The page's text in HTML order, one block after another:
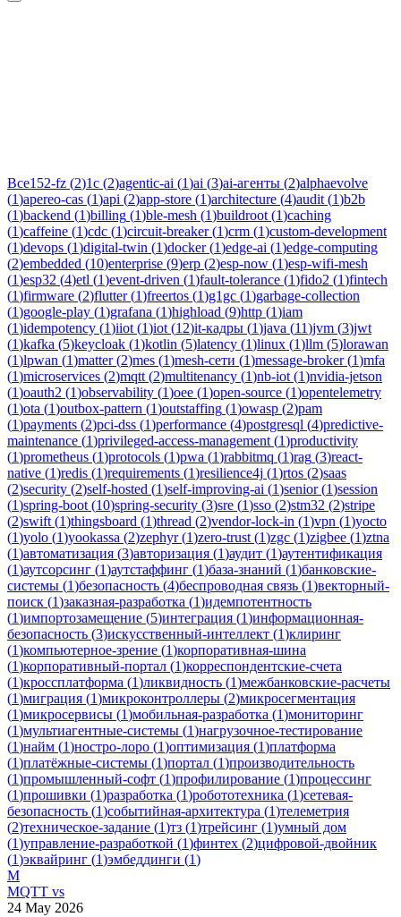
Все152-fz (2)1c (2)agentic-ai (1)ai (3)ai-агенты (2)alphaevolve
(1)apereo-cas (1)api (2)app-store (1)architecture (4)audit (1)b2b
(1)backend (1)billing (1)ble-mesh (1)buildroot (1)caching
(1)caffeine (1)cdc (1)circuit-breaker(1)crm (1)custom-development
(1)devops (1)digital-twin (1)docker(1)edge-ai (1)edge-computing
(2)embedded (10)enterprise (9)erp (2)esp-now (1)esp-wifi-mesh
(1)esp32 (4)etl (1)event-driven (1)fault-tolerance (1)fido2 (1)fintech
(1)firmware (2)flutter(1)freertos (1)g1gc (1)garbage-collection
(1)google-play (1)grafana (1)highload (9)http (1)iam
(1)idempotency (1)iiot (1)iot (12)it-кадры (1)java (11)jvm (3)jwt
(1)kafka (5)keycloak (1)kotlin (5)latency (1)linux (1)llm (5)lorawan
(1)lpwan (1)matter(2)mes (1)mesh-сети (1)message-broker(1)mfa
(1)microservices (2)mqtt (2)multitenancy (1)nb-iot (1)nvidia-jetson
(1)oauth2 (1)observability (1)oee (1)open-source (1)opentelemetry
(1)ota (1)outbox-pattern (1)outstaffing (1)owasp (2)pam
(1)payments (2)pci-dss (1)performance (4)postgresql (4)predictive-
maintenance (1)privileged-access-management (1)productivity
(1)prometheus (1)protocols (1)pwa (1)rabbitmq (1)rag (3)react-
native (1)redis (1)requirements (1)resilience4j (1)rtos (2)saas
(2)security (2)self-hosted (1)self-improving-ai (1)senior(1)session
(1)spring-boot (10)spring-security (3)sre (1)sso (2)stm32 (2)stripe
(2)swift (1)thingsboard (1)thread (2)vendor-lock-in (1)vpn (1)yocto
(1)yolo (1)yookassa (2)zephyr(1)zero-trust (1)zgc (1)zigbee (1)ztna
(1)автоматизация (3)авторизация (1)аудит (1)аутентификация
(1)аутсорсинг (1)аутстаффинг (1)база-знаний (1)банковские-
системы (1)безопасность (4)беспроводная связь (1)векторный-
поиск (1)заказная-разработка (1)идемпотентность
(1)импортозамещение (5)интеграция (1)информационная-
безопасность (3)искусственный-интеллект (1)клиринг
(1)компьютерное-зрение (1)корпоративная-шина
(1)корпоративный-портал (1)корреспондентские-счета
(1)кроссплатформа (1)ликвидность (1)межбанковские-расчеты
(1)миграция (1)микроконтроллеры (2)микросегментация
(1)микросервисы (1)мобильная-разработка (1)мониторинг
(1)мультиагентные-системы (1)нагрузочное-тестирование
(1)найм (1)ностро-лоро (1)оптимизация (1)платформа
(1)платёжные-системы (1)портал (1)производительность
(1)промышленный-софт (1)профилирование (1)процессинг
(1)прошивки (1)разработка (1)робототехника (1)сетевая-
безопасность (1)событийная-архитектура (1)телеметрия
(2)техническое-задание (1)тз (1)трейсинг (1)умный дом
(1)управление-разработкой (1)финтех (2)цифровой-двойник
(1)эквайринг (1)эмбеддинги (1)
M
MQTT vs
24 May 2026